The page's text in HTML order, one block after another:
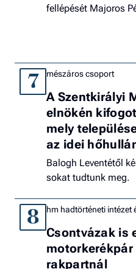
fellépését Majoros
7 mészáros csoport
A Szentkirályi
elnökén
mely
az idei
Balogh Leventétől
sokat tudtunk meg.
8 hm hadtörténeti intézet
Csontvázak is
motorkerékpár
rakpartnál